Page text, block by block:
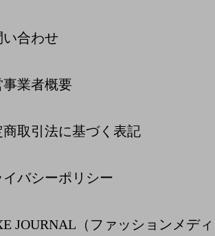
い合わせ
事業者概要
商取引法に基づく表記
イバシーポリシー
JOURNAL（ファッションメデ